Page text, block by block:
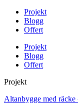
Projekt
Blogg
Offert
Projekt
Blogg
Offert
Projekt
Altanbygge med